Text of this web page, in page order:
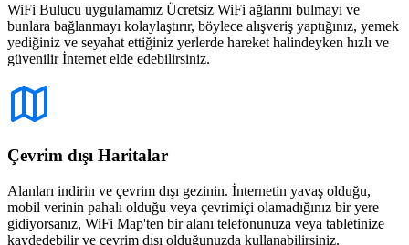
WiFi Bulucu uygulamamız Ücretsiz WiFi ağlarını bulmayı ve
bunlara bağlanmayı kolaylaştırır, böylece alışveriş yaptığınız, yemek
yediğiniz ve seyahat ettiğiniz yerlerde hareket halindeyken hızlı ve
güvenilir İnternet elde edebilirsiniz.
Çevrim dışı Haritalar
Alanları indirin ve çevrim dışı gezinin. İnternetin yavaş olduğu,
mobil verinin pahalı olduğu veya çevrimiçi olamadığınız bir yere
gidiyorsanız, WiFi Map'ten bir alanı telefonunuza veya tabletinize
kaydedebilir ve çevrim dışı olduğunuzda kullanabilirsiniz.